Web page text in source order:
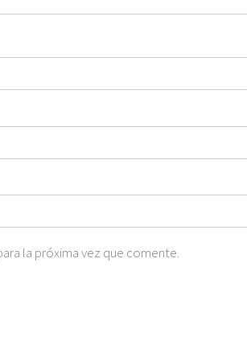
la próxima vez que comente.